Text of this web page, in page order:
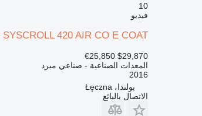
10
فيديو
420 AIR CO E COAT
$29,870
€25,850
المعدات الصناعية - صناعي مبرد
2016
بولندا، Łęczna
الاتصال بالبائع